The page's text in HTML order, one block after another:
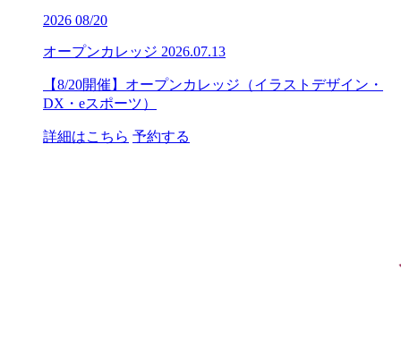
2026 08/20
オープンカレッジ 2026.07.13
【8/20開催】オープンカレッジ（イラストデザイン・
DX・eスポーツ）
詳細はこちら 予約する